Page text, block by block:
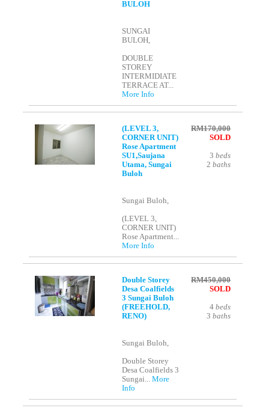
BULOH
SUNGAI
BULOH,
DOUBLE
STOREY
INTERMIDIATE
TERRACE AT...
More Info
(LEVEL 3,
CORNER UNIT)
Rose Apartment
SU1,Saujana
Utama, Sungai
Buloh
Sungai Buloh,
(LEVEL 3,
CORNER UNIT)
Rose Apartment...
More Info
RM170,000
SOLD
3 beds
2 baths
Double Storey
Desa Coalfields
3 Sungai Buloh
(FREEHOLD,
RENO)
Sungai Buloh,
Double Storey
Desa Coalfields 3
Sungai...More
Info
RM450,000
SOLD
4 beds
3 baths